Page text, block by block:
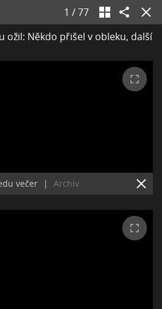
1 /77
ožil: Někdo přišel v obleku, další
večer | Archiv